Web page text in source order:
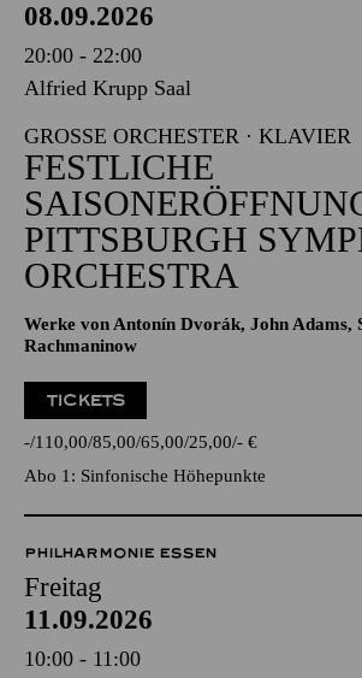
08.09.2026
20:00 - 22:00
Alfried Krupp Saal
GROSSE ORCHESTER · KLAVIER
FESTLICHE
PITTSBURGH
ORCHESTRA
Werke von Antonín Dvorák, John Adams,
Rachmaninow
TICKETS
- 110,00 85,00 65,00 25,00 - €
Abo 1: Sinfonische Höhepunkte
PHILHARMONIE ESSEN
Freitag
11.09.2026
10:00 - 11:00